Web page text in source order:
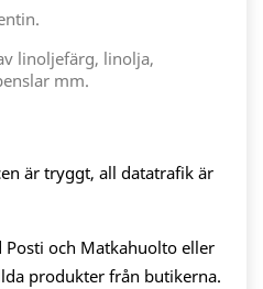
linoljefärg, linolja,
mm.
är tryggt, all datatrafik är
Posti och Matkahuolto eller
produkter från butikerna.